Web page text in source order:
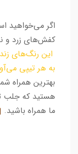
اگر می‌خواهید
کفش‌های زرد و
این رنگ‌های
به هر تیپی
بهترین همراه
هستید که جلب
ما همراه باشید.